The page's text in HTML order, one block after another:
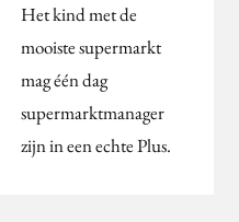
Het kind met de
mooiste supermarkt
mag één dag
supermarktmanager
zijn in een echte Plus.